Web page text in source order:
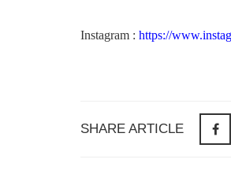
Instagram : https://
SHARE ARTICLE